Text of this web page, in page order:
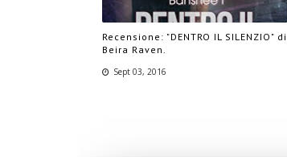
Recensione: "DENTRO IL SILENZIO" di
Beira Raven.
Sept 03, 2016